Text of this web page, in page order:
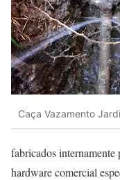
Caça Vazamento
fabricados internamente
hardware comercial